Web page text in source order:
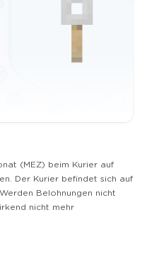
(MEZ) beim Kurier auf
Der Kurier befindet sich auf
Belohnungen nicht
nicht mehr